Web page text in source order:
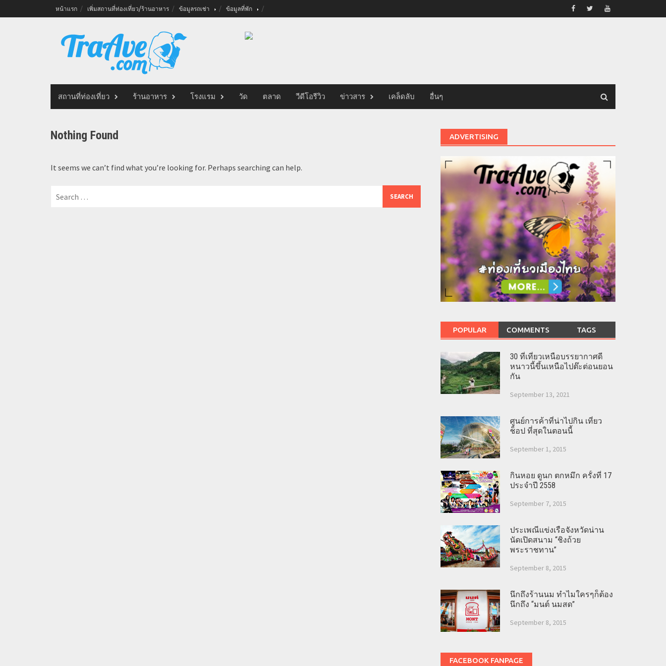
to
หน้าแรก เพิ่มสถานที่ท่องเที่ยว/ร้านอาหาร ข้อมูลรถเช่า ข้อมูลที่พัก
สถานที่ท่องเที่ยว ร้านอาหาร โรงแรม วัด ตลาด วีดีโอรีวิว ข่าวสาร เคล็ดลับ อื่นๆ
Nothing Found
It seems we can’t find what you’re looking for. Perhaps searching can help.
ADVERTISING
POPULAR COMMENTS TAGS
30 ที่เที่ยวเหนือบรรยากาศดี
หนาวนี้ขึ้นเหนือไปต๊ะต่อนยอน
กัน
September 13, 2021
ศูนย์การค้าที่น่าไปกิน เที่ยว
ช็อป ที่สุดในตอนนี้
September 1, 2015
กินหอย ดูนก ตกหมึก ครั้งที่ 17
ประจำปี 2558
September 7, 2015
ประเพณีแข่งเรือจังหวัดน่าน
นัดเปิดสนาม “ชิงถ้วย
พระราชทาน”
September 8, 2015
นึกถึงร้านนม ทำไมใครๆก็ต้อง
นึกถึง “มนต์ นมสด”
September 8, 2015
FACEBOOK FANPAGE